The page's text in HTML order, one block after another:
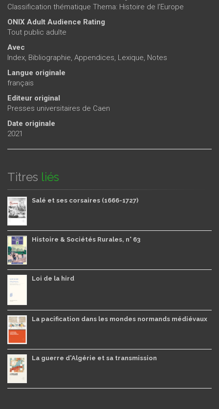
Classification thématique Thema: Histoire de l’Europe
ONIX Adult Audience Rating
Tout public adulte
Avec
Index, Bibliographie, Appendices, Lexique, Notes
Langue originale
français
Editeur original
Presses universitaires de Caen
Date originale
2021
Titres liés
Salé et ses corsaires (1666-1727)
Histoire & Sociétés Rurales, n° 63
Loi de la hird
La pacification dans les mondes normands médiévaux
La guerre d'Algérie et sa transmission